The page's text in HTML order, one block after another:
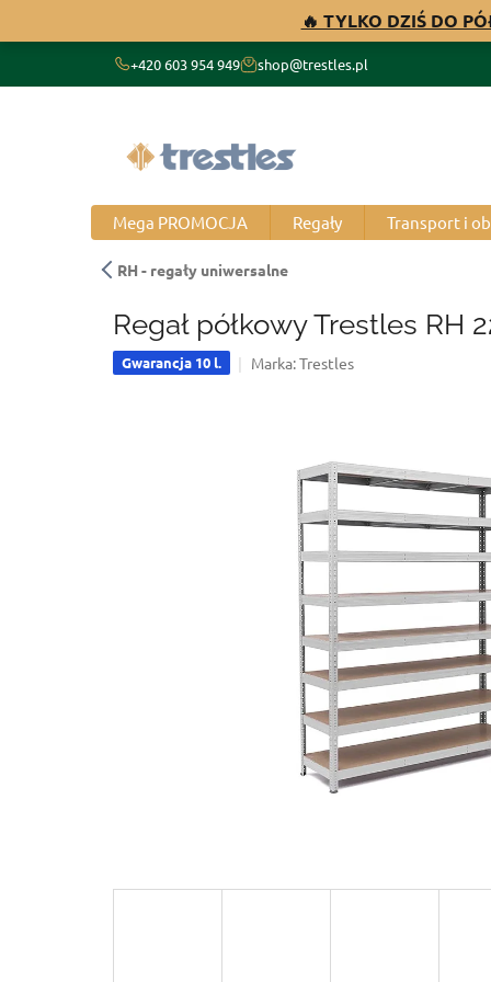
🔥 TYLKO DZIŚ DO
+420 603 954 949 shop@trestles.pl
Mega PROMOCJA Regały Transport i
RH - regały uniwersalne
Regał półkowy Trestles
Gwarancja 10 l. Marka:Trestles